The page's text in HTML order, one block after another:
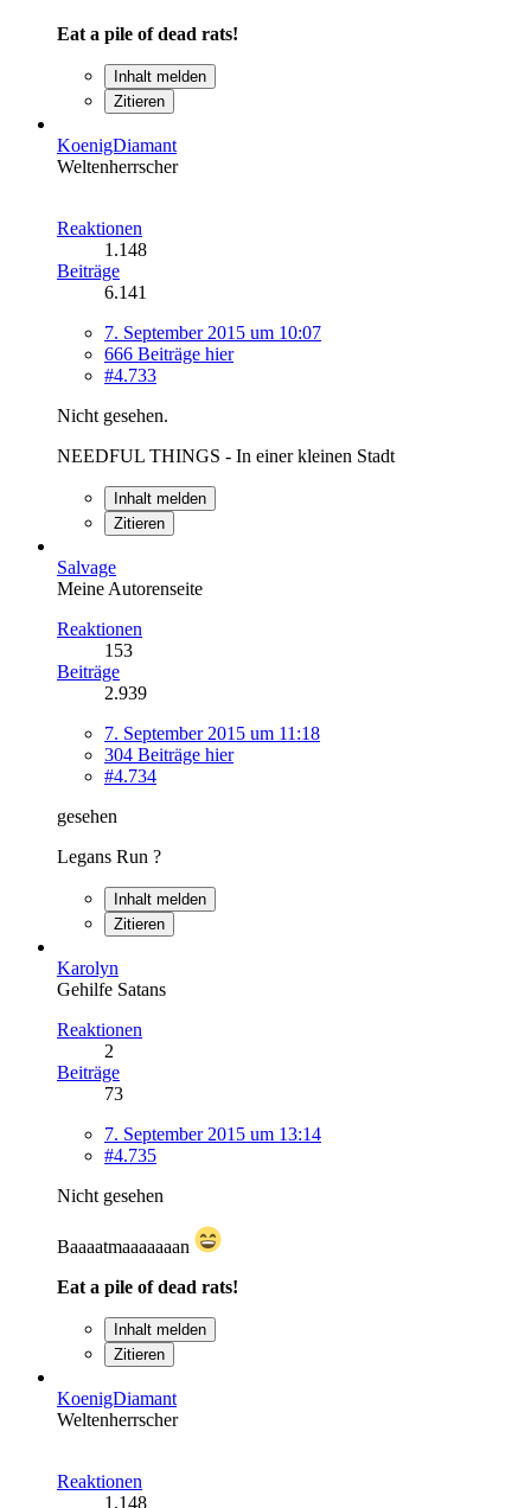
Eat a pile of dead rats!
Inhalt melden
Zitieren
KoenigDiamant
Weltenherrscher
Reaktionen
1.148
Beiträge
6.141
7. September 2015 um 10:07
666 Beiträge hier
#4.733
Nicht gesehen.
NEEDFUL THINGS - In einer kleinen Stadt
Inhalt melden
Zitieren
Salvage
Meine Autorenseite
Reaktionen
153
Beiträge
2.939
7. September 2015 um 11:18
304 Beiträge hier
#4.734
gesehen
Legans Run ?
Inhalt melden
Zitieren
Karolyn
Gehilfe Satans
Reaktionen
2
Beiträge
73
7. September 2015 um 13:14
#4.735
Nicht gesehen
Baaaatmaaaaaaan
Eat a pile of dead rats!
Inhalt melden
Zitieren
KoenigDiamant
Weltenherrscher
Reaktionen
1.148